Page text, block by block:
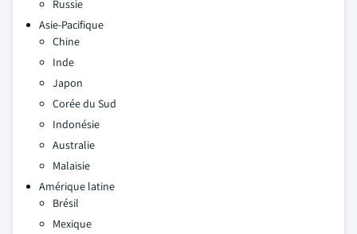
Russie
Asie-Pacifique
Chine
Inde
Japon
Corée du Sud
Indonésie
Australie
Malaisie
Amérique latine
Brésil
Mexique